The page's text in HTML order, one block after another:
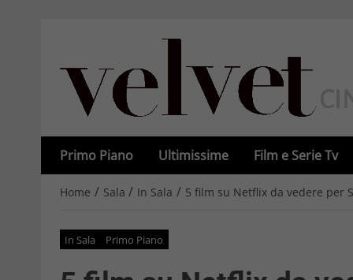
Primo Piano Ultimissime Film e Serie Tv
Home / Sala / In Sala / 5 film su Netflix da vedere per
In Sala Primo Piano